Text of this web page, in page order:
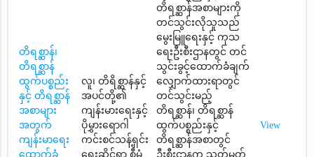
တိရစ္ဆာန်၊
တိရစ္ဆာန်
ထွက်ပစ္စည်း
နှင့် တိရစ္ဆာန်
အစာများ
အတွက်
ကျန်းမာရေး
ထောက်ခံ
လူ၊ တိရိစ္ဆာန်နှင့်
အပင်တို့၏
ကျန်းမားရေးနှင့်
ပိုမွှားရောဂါ
ကင်းစင်သန့်ရှင်း
ရေးဆိုင်ရာ စီမံ
တိရစ္ဆာန်အစာများကို
တင်သွင်းလိုသူသည်
မွေးမြူရေးနှင့် ကုသ
ရေးဦးစီးဌာနတွင် တင်
သွင်းခွင့်ထောက်ခံချက်
လျှောက်ထားရာတွင်
တင်သွင်းမည့်
တိရစ္ဆာန်၊ တိရစ္ဆာန်
ထွက်ပစ္စည်းနှင့်
တိရစ္ဆာန်အစာတွင်
ဦးစီးဌာနက သတ်မှတ်
View